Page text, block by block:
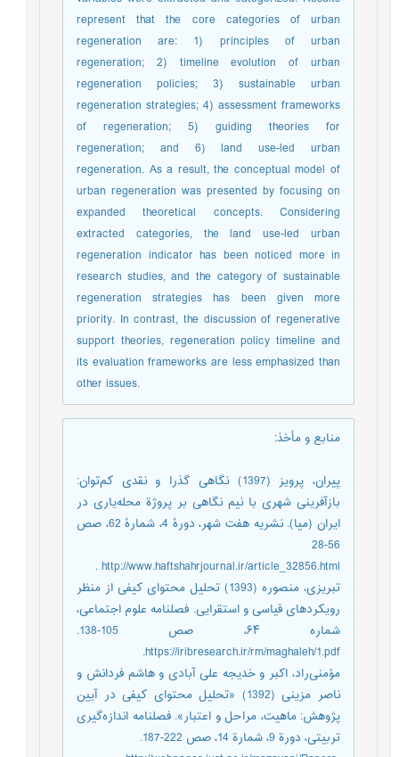
represent that the core categories of urban
regeneration are: 1) principles of urban
regeneration; 2) timeline evolution of urban
regeneration policies; 3) sustainable urban
regeneration strategies; 4) assessment frameworks
of regeneration; 5) guiding theories for
regeneration; and 6) land use-led urban
regeneration. As a result, the conceptual model of
urban regeneration was presented by focusing on
expanded theoretical concepts. Considering
extracted categories, the land use-led urban
regeneration indicator has been noticed more in
research studies, and the category of sustainable
regeneration strategies has been given more
priority. In contrast, the discussion of regenerative
support theories, regeneration policy timeline and
its evaluation frameworks are less emphasized than
other issues.
منابع و مأخذ:
پیران، پرویز (1397) نگاهی گذرا و نقدی کم‌توان:
بازآفرینی شهری با نیم نگاهی بر پروژة محله‌یاری در
ایران (میا). نشریه هفت شهر، دورۀ 4، شمارۀ 62، صص
56-28
http://www.haftshahrjournal.ir/article_32856.html .
تبریزی، منصوره (1393) تحلیل محتوای کیفی از منظر
رویکردهای قیاسی و استقرایی. فصلنامه علوم اجتماعی،
شماره ۶۴، صص 105-138.
https://iribresearch.ir/rm/maghaleh/1.pdf.
مؤمنی‌راد، اكبر و خديجه علی آبادی و هاشم فردانش و
ناصر مزینی (1392) «تحلیل محتوای کیفی در آیین
پژوهش: ماهیت، مراحل و اعتبار». فصلنامه اندازه‌گیری
تربیتی، دورة 9، شمارة 14، صص 222-187.